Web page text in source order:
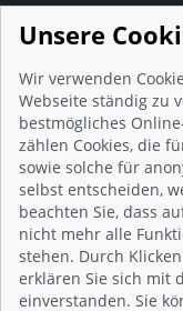
Presse & Wissen
Presse und
Blog
Häufig gestellte
Studie:
Initiative gegen
Kunden
Beratungsgespräch
Impressum
Datenschutz
AGB
Unsere
Wir verwenden
Webseite ständig zu
bestmögliches
zählen Cookies, die
sowie solche für
selbst entscheiden,
beachten Sie, dass
nicht mehr alle
stehen. Durch
erklären Sie sich mit
einverstanden. Sie